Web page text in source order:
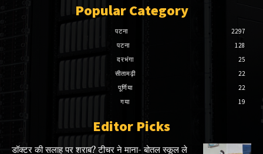
Popular Category
पटना
2297
पटना
128
दरभंगा
25
सीतामढ़ी
22
पूर्णिया
22
गया
19
Editor Picks
डॉक्टर की सलाह पर शराब? टीचर ने माना- बोतल स्कूल ले